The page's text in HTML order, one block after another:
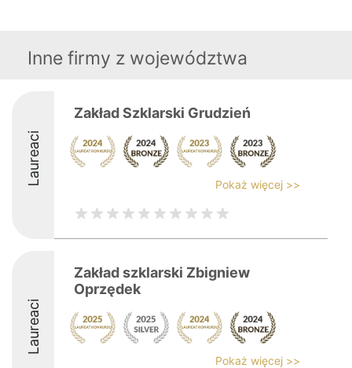
Inne firmy z województwa
Laureaci
Zakład Szklarski Grudzień
Pokaż więcej >>
Laureaci
Zakład szklarski Zbigniew
Oprzędek
Pokaż więcej >>